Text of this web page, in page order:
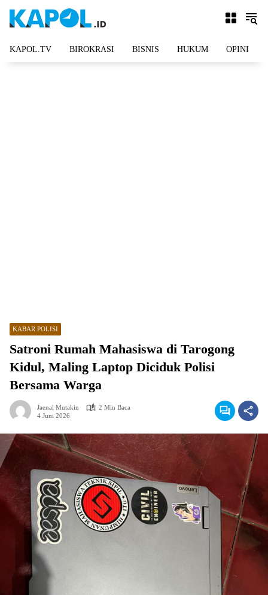
KAPOL.TV BIROKRASI BISNIS HUKUM OPINI
KABAR POLISI
Satroni Rumah Mahasiswa di Tarogong
Kidul, Maling Laptop Diciduk Polisi
Bersama Warga
Jaenal Mutakin
2 Min Baca
4 Juni 2026